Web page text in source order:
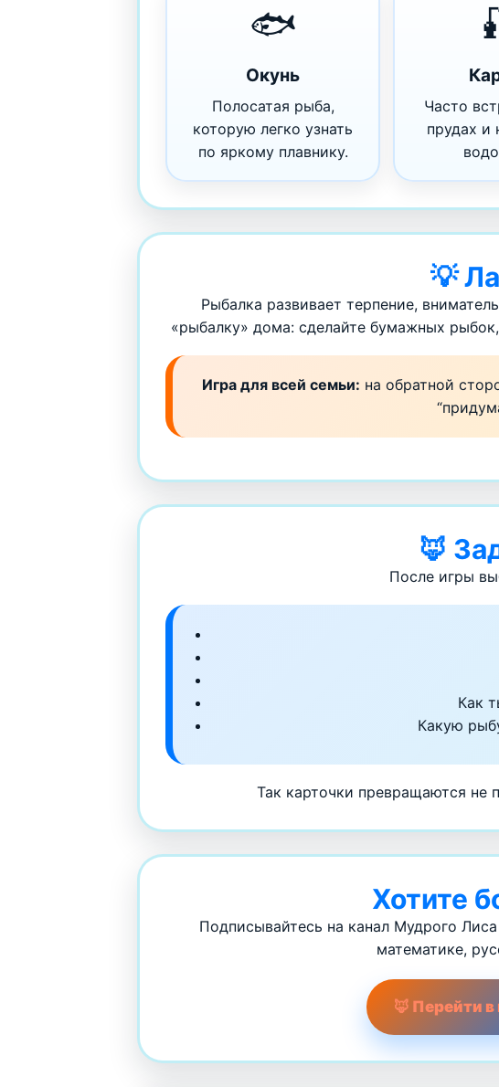
🐟
Окунь
Полосатая рыба,
которую легко узнать
по яркому плавнику.
Часто
прудах и
💡
Рыбалка развивает терпение,
«рыбалку» дома: сделайте бумажных
Игра для всей семьи: на обратной
🦊
После игры
Как
Какую
Так карточки превращаются не
Хотите
Подписывайтесь на канал Мудрого
математике,
🦊 Перейти